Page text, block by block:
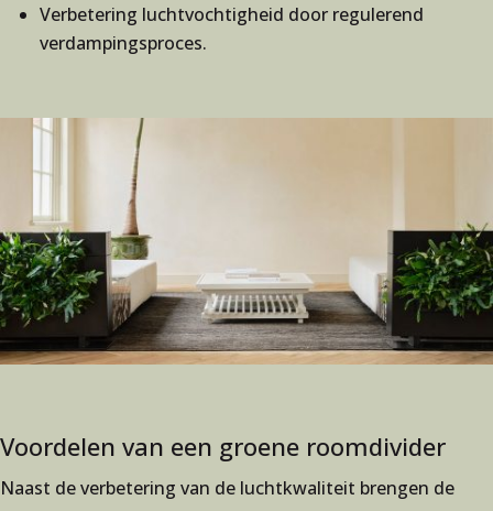
Verbetering luchtvochtigheid door regulerend
verdampingsproces.
Voordelen van een groene roomdivider
Naast de verbetering van de luchtkwaliteit brengen de